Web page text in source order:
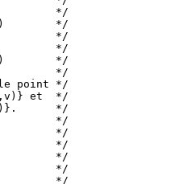
*/
*/
*/
*/
*/
*/
point */
et  */
*/
*/
*/
*/
*/
*/
*/